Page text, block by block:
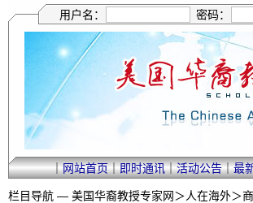
用户名： 密码：
｜网站首页｜即时通讯｜活动公告｜最
栏目导航 — 美国华裔教授专家网＞人在海外＞